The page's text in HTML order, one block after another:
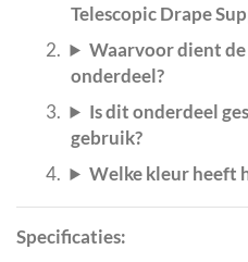
Telescopic Drape
Waarvoor dient
onderdeel?
Is dit onderdeel
gebruik?
Welke kleur heeft
Specificaties: